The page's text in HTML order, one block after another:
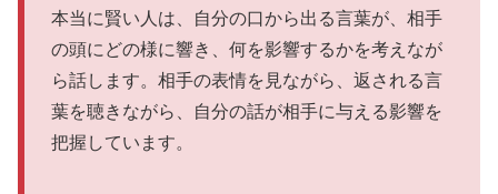
本当に賢い人は、自分の口から出る言葉が、相手
の頭にどの様に響き、何を影響するかを考えなが
ら話します。相手の表情を見ながら、返される言
葉を聴きながら、自分の話が相手に与える影響を
把握しています。